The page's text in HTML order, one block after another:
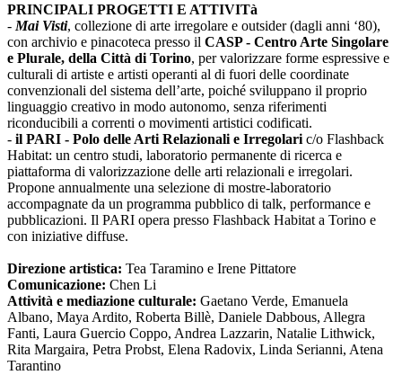
PRINCIPALI PROGETTI E ATTIVITà
- Mai Visti, collezione di arte irregolare e outsider (dagli anni ‘80),
con archivio e pinacoteca presso il CASP - Centro Arte Singolare
e Plurale, della Città di Torino, per valorizzare forme espressive e
culturali di artiste e artisti operanti al di fuori delle coordinate
convenzionali del sistema dell’arte, poiché sviluppano il proprio
linguaggio creativo in modo autonomo, senza riferimenti
riconducibili a correnti o movimenti artistici codificati.
- il PARI - Polo delle Arti Relazionali e Irregolari c/o Flashback
Habitat: un centro studi, laboratorio permanente di ricerca e
piattaforma di valorizzazione delle arti relazionali e irregolari.
Propone annualmente una selezione di mostre-laboratorio
accompagnate da un programma pubblico di talk, performance e
pubblicazioni. Il PARI opera presso Flashback Habitat a Torino e
con iniziative diffuse.
Direzione artistica: Tea Taramino e Irene Pittatore
Comunicazione: Chen Li
Attività e mediazione culturale: Gaetano Verde, Emanuela
Albano, Maya Ardito, Roberta Billè, Daniele Dabbous, Allegra
Fanti, Laura Guercio Coppo, Andrea Lazzarin, Natalie Lithwick,
Rita Margaira, Petra Probst, Elena Radovix, Linda Serianni, Atena
Tarantino